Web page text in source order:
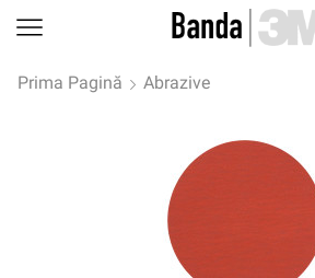
Prima Pagină Abrazive